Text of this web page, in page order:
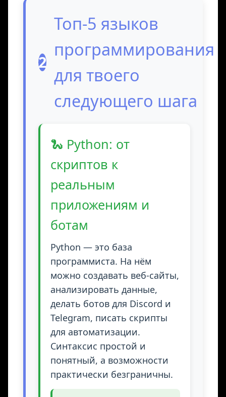
2
Топ-5 языков
программирования
для твоего
следующего шага
🐍 Python: от
скриптов к
реальным
приложениям и
ботам
Python — это база
программиста. На нём
можно создавать веб-сайты,
анализировать данные,
делать ботов для Discord и
Telegram, писать скрипты
для автоматизации.
Синтаксис простой и
понятный, а возможности
практически безграничны.